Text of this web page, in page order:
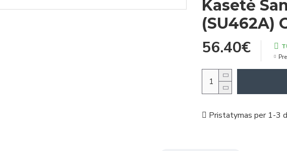
Kasetė
(SU462A)
56.40€
Pristatymas per 1-3